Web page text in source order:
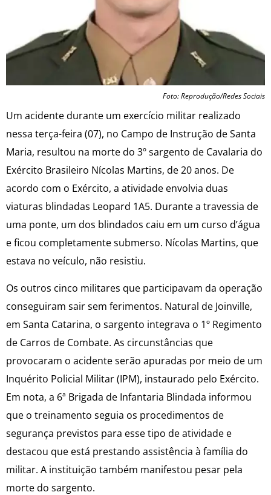
Foto: Reprodução/Redes Sociais
Um acidente durante um exercício militar realizado
nessa terça-feira (07), no Campo de Instrução de Santa
Maria, resultou na morte do 3º sargento de Cavalaria do
Exército Brasileiro Nícolas Martins, de 20 anos. De
acordo com o Exército, a atividade envolvia duas
viaturas blindadas Leopard 1A5. Durante a travessia de
uma ponte, um dos blindados caiu em um curso d’água
e ficou completamente submerso. Nícolas Martins, que
estava no veículo, não resistiu.
Os outros cinco militares que participavam da operação
conseguiram sair sem ferimentos. Natural de Joinville,
em Santa Catarina, o sargento integrava o 1º Regimento
de Carros de Combate. As circunstâncias que
provocaram o acidente serão apuradas por meio de um
Inquérito Policial Militar (IPM), instaurado pelo Exército.
Em nota, a 6ª Brigada de Infantaria Blindada informou
que o treinamento seguia os procedimentos de
segurança previstos para esse tipo de atividade e
destacou que está prestando assistência à família do
militar. A instituição também manifestou pesar pela
morte do sargento.